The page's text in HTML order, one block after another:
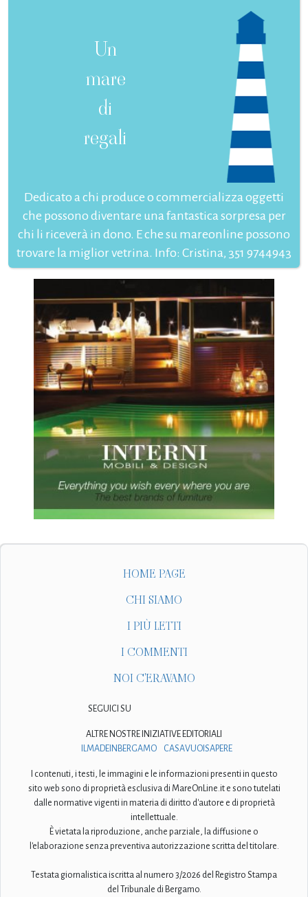
Un
mare
di
regali
Dedicato a chi produce o commercializza oggetti
che possono diventare una fantastica sorpresa per
chi li riceverà in dono. E che su mareonline possono
trovare la miglior vetrina. Info: Cristina, 351 9744943
HOME PAGE
CHI SIAMO
I PIÙ LETTI
I COMMENTI
NOI C'ERAVAMO
SEGUICI SU
ALTRE NOSTRE INIZIATIVE EDITORIALI
ILMADEINBERGAMO
CASAVUOISAPERE
I contenuti, i testi, le immagini e le informazioni presenti in questo
sito web sono di proprietà esclusiva di MareOnLine.it e sono tutelati
dalle normative vigenti in materia di diritto d'autore e di proprietà
intellettuale.
È vietata la riproduzione, anche parziale, la diffusione o
l'elaborazione senza preventiva autorizzazione scritta del titolare.
Testata giornalistica iscritta al numero 3/2026 del Registro Stampa
del Tribunale di Bergamo.